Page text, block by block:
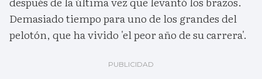
Demasiado tiempo para uno de los grandes del
pelotón, que ha vivido 'el peor año de su carrera'.